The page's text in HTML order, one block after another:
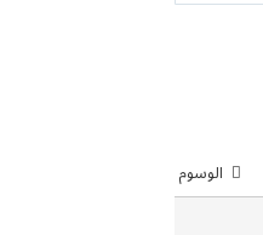
الوسوم